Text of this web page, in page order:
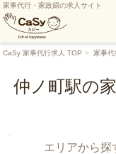
家事代行・家政婦の求人サイト
CaSy 家事代行求人 TOP 家事代
仲ノ町駅の
エリアから探